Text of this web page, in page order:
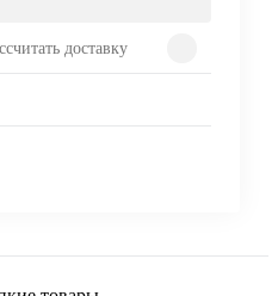
доставку